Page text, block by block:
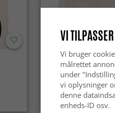
Rundt Bølget Tæppe
Super Soft Fur (beige)
kr.219
VI
Vi bruger
målrettet
under
vi oplysninger
denne
enheds-ID osv.